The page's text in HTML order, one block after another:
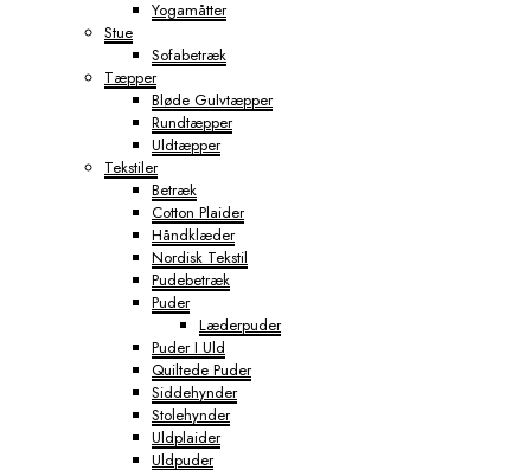
Yogamåtter
Stue
Sofabetræk
Tæpper
Bløde Gulvtæpper
Rundtæpper
Uldtæpper
Tekstiler
Betræk
Cotton Plaider
Håndklæder
Nordisk Tekstil
Pudebetræk
Puder
Læderpuder
Puder I Uld
Quiltede Puder
Siddehynder
Stolehynder
Uldplaider
Uldpuder